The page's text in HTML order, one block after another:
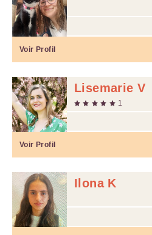
Voir Profil
Lisemarie V
1
Voir Profil
Ilona K